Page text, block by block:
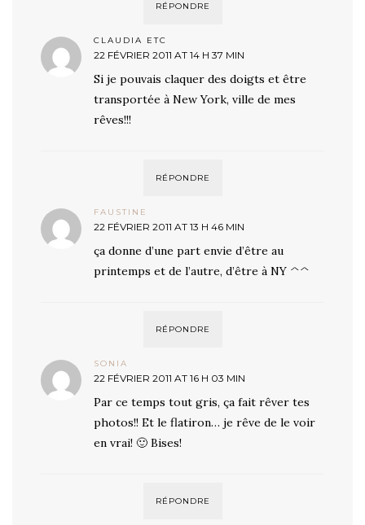
RÉPONDRE
CLAUDIA ETC
22 FÉVRIER 2011 AT 14 H 37 MIN
Si je pouvais claquer des doigts et être
transportée à New York, ville de mes
rêves!!!
RÉPONDRE
FAUSTINE
22 FÉVRIER 2011 AT 13 H 46 MIN
ça donne d’une part envie d’être au
printemps et de l’autre, d’être à NY ^^
RÉPONDRE
SONIA
22 FÉVRIER 2011 AT 16 H 03 MIN
Par ce temps tout gris, ça fait rêver tes
photos!! Et le flatiron… je rêve de le voir
en vrai! 🙂 Bises!
RÉPONDRE